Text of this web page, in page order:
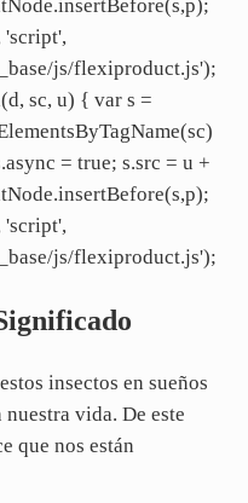
'script',
js/flexiproduct.js');
sc, u) { var s =
= true; s.src = u +
'script',
js/flexiproduct.js');
insectos en sueños
vida. De este
que nos están